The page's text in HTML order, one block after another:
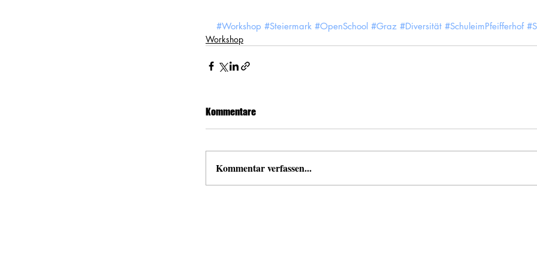
#Workshop #Steiermark #OpenSchool #Graz #Diversität #SchuleimPfeifferhof
Workshop
Kommentare
Kommentar verfassen...